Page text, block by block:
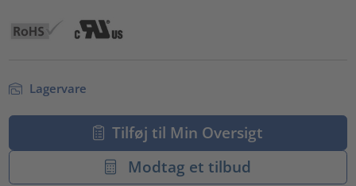
Lagervare
Tilføj til Min Oversigt
Modtag et tilbud